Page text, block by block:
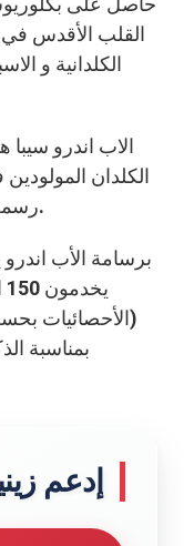
القلب الأقدس في
الكلدانية و
الاب اندرو
الكلدان
رسمه سيادة المطران مار ابراهيم ابراهيم.
(الأحصائيات
إدعم